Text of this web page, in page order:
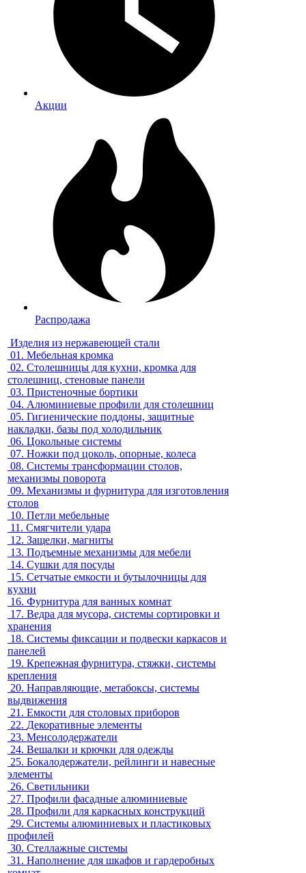
Акции
Распродажа
Изделия из нержавеющей стали
01. Мебельная кромка
02. Столешницы для кухни, кромка для
столешниц, стеновые панели
03. Пристеночные бортики
04. Алюминиевые профили для столешниц
05. Гигиенические поддоны, защитные
накладки, базы под холодильник
06. Цокольные системы
07. Ножки под цоколь, опорные, колеса
08. Системы трансформации столов,
механизмы поворота
09. Механизмы и фурнитура для изготовления
столов
10. Петли мебельные
11. Смягчители удара
12. Защелки, магниты
13. Подъемные механизмы для мебели
14. Сушки для посуды
15. Сетчатые емкости и бутылочницы для
кухни
16. Фурнитура для ванных комнат
17. Ведра для мусора, системы сортировки и
хранения
18. Системы фиксации и подвески каркасов и
панелей
19. Крепежная фурнитура, стяжки, системы
крепления
20. Направляющие, метабоксы, системы
выдвижения
21. Емкости для столовых приборов
22. Декоративные элементы
23. Менсолодержатели
24. Вешалки и крючки для одежды
25. Бокалодержатели, рейлинги и навесные
элементы
26. Светильники
27. Профили фасадные алюминиевые
28. Профили для каркасных конструкций
29. Системы алюминиевых и пластиковых
профилей
30. Стеллажные системы
31. Наполнение для шкафов и гардеробных